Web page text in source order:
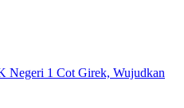
Negeri 1 Cot Girek, Wujudkan